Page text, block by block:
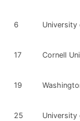
6 University
17 Cornell
19
25 University